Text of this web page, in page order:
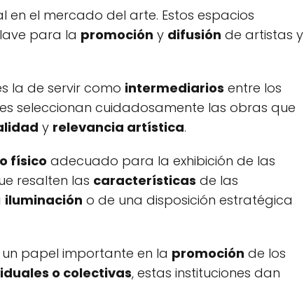
el mercado del arte. Estos espacios
para la promoción y difusión de artistas y
la de servir como intermediarios entre los
seleccionan cuidadosamente las obras que
y relevancia artística.
físico adecuado para la exhibición de las
resalten las características de las
iluminación o de una disposición estratégica
papel importante en la promoción de los
o colectivas, estas instituciones dan